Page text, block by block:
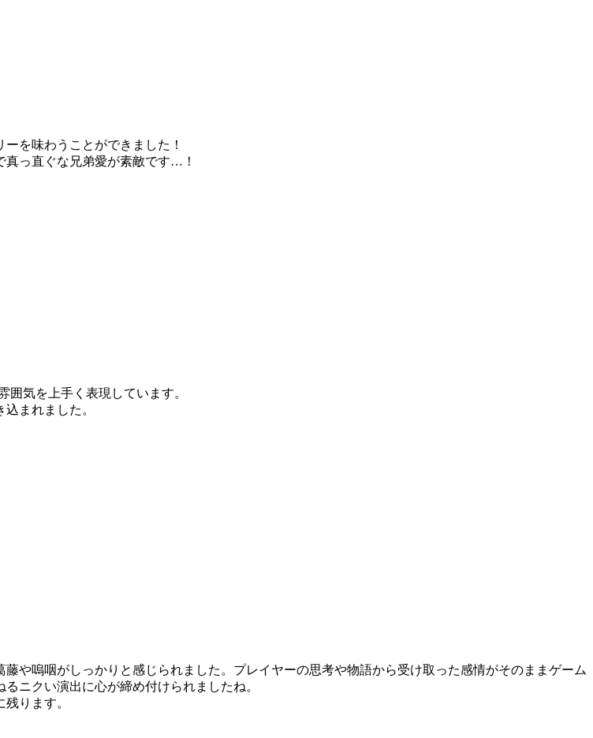
を味わうことができました！
真っ直ぐな兄弟愛が素敵です…！
気を上手く表現しています。
まれました。
や嗚咽がしっかりと感じられました。プレイヤーの思考や物語から受け取った感情がそのままゲーム
ニクい演出に心が締め付けられましたね。
ります。